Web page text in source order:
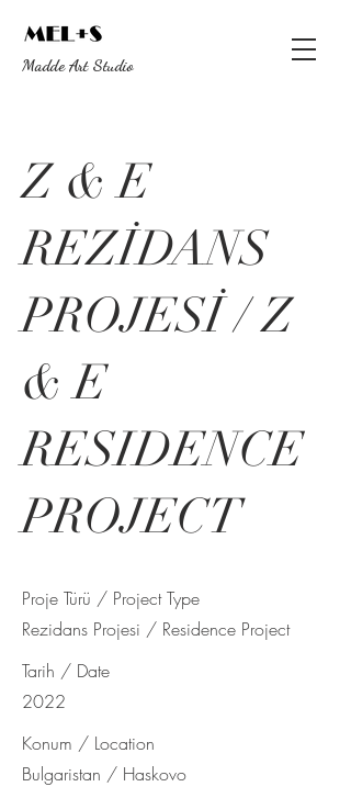
Madde Art Studio
Z & E
REZİDANS
PROJESİ / Z
& E
RESIDENCE
PROJECT
Proje Türü / Project Type
Rezidans Projesi / Residence Project
Tarih / Date
2022
Konum / Location
Bulgaristan / Haskovo